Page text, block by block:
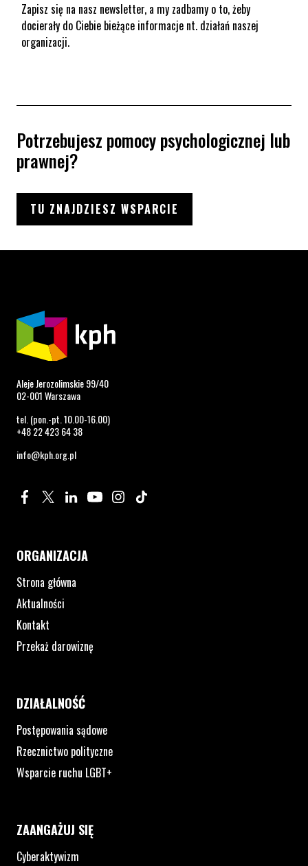
Zapisz się na nasz newsletter, a my zadbamy o to, żeby
docierały do Ciebie bieżące informacje nt. działań naszej
organizacji.
Potrzebujesz pomocy psychologicznej lub
prawnej?
TU ZNAJDZIESZ WSPARCIE
Aleje Jerozolimskie 99/40
02-001 Warszawa
tel. (pon.-pt. 10.00-16.00)
+48 22 423 64 38
info@kph.org.pl
Profil na Facebook. Strona otwiera się w nowym oknie.
Profil na Twitter. Strona otwiera się w nowym oknie.
Profil na LinkedIn. Strona otwiera się w nowym oknie.
Profil na YouTube. Strona otwiera się w nowym
Profil na Instagram. Strona otwiera się
ORGANIZACJA
Strona główna
Aktualności
Kontakt
Przekaż darowiznę
DZIAŁALNOŚĆ
Postępowania sądowe
Rzecznictwo polityczne
Wsparcie ruchu LGBT+
ZAANGAŻUJ SIĘ
Cyberaktywizm